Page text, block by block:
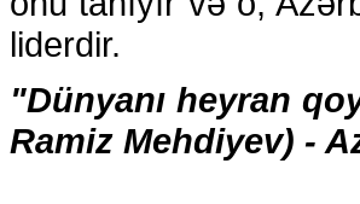
liderdir.
"Dünyanı heyran
Ramiz Mehdiyev) -